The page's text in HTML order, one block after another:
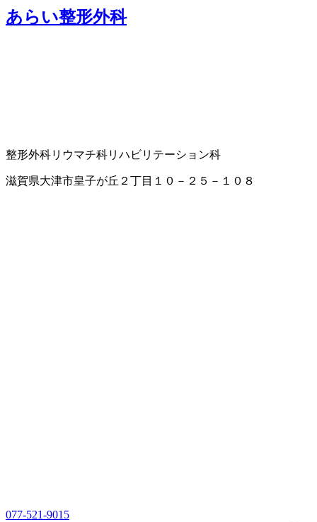
あらい整形外科
整形外科リウマチ科リハビリテーション科
滋賀県大津市皇子が丘２丁目１０－２５－１０８
077-521-9015